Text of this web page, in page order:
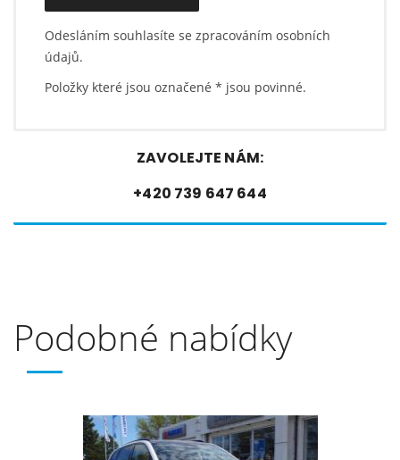
Odesláním souhlasíte se zpracováním osobních
údajů.
Položky které jsou označené * jsou povinné.
ZAVOLEJTE NÁM:
+420 739 647 644
Podobné nabídky